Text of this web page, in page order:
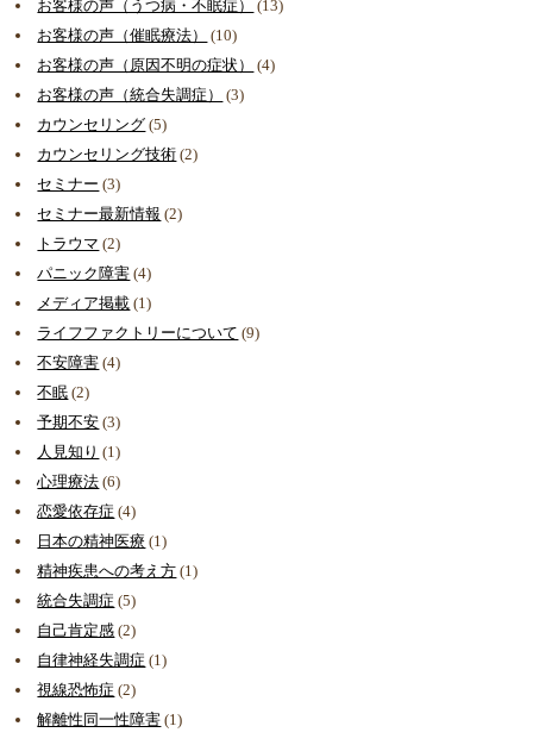
お客様の声（うつ病・不眠症）
(13)
お客様の声（催眠療法）
(10)
お客様の声（原因不明の症状）
(4)
お客様の声（統合失調症）
(3)
カウンセリング (5)
カウンセリング技術 (2)
セミナー (3)
セミナー最新情報 (2)
トラウマ (2)
パニック障害 (4)
メディア掲載 (1)
ライフファクトリーについて (9)
不安障害 (4)
不眠 (2)
予期不安 (3)
人見知り (1)
心理療法 (6)
恋愛依存症 (4)
日本の精神医療 (1)
精神疾患への考え方 (1)
統合失調症 (5)
自己肯定感 (2)
自律神経失調症 (1)
視線恐怖症 (2)
解離性同一性障害 (1)